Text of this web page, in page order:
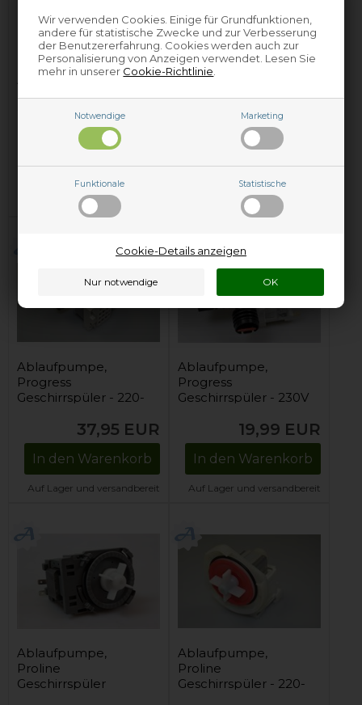
Wir verwenden Cookies. Einige für Grundfunktionen,
andere für statistische Zwecke und zur Verbesserung
der Benutzererfahrung. Cookies werden auch zur
Personalisierung von Anzeigen verwendet. Lesen Sie
mehr in unserer Cookie-Richtlinie
Notwendige Marketing
Funktionale Statistische
Cookie-Details anzeigen
Ablaufpumpe,
Profilo
Geschirrspüler
36,62
Auf Lager und versandbereit
Ablaufpumpe,
Progress
Geschirrspüler
22,80
Auf Lager und versandbereit
Ablaufpumpe,
Progress
Geschirrspüler - 220-
37,95 EUR
In den Warenkorb
Auf Lager und versandbereit
Ablaufpumpe,
Progress
Geschirrspüler - 230V
19,99 EUR
In den Warenkorb
Auf Lager und versandbereit
Ablaufpumpe,
Proline
Geschirrspüler
Ablaufpumpe,
Proline
Geschirrspüler - 220-